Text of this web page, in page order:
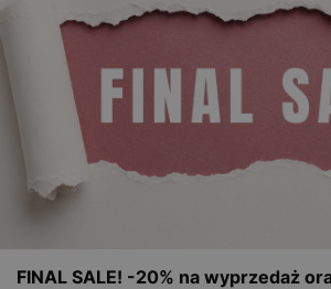
FINAL SALE! -20% na wyprzedaż